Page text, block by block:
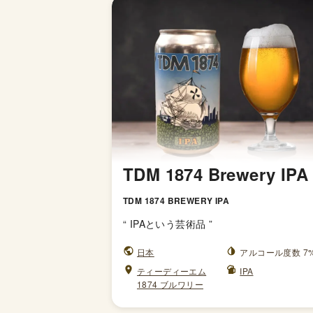
TDM 1874 Brewery IPA
TDM 1874 BREWERY IPA
“ IPAという芸術品 ”
日本
アルコール度数
ティーディーエム
1874 ブルワリー
IPA